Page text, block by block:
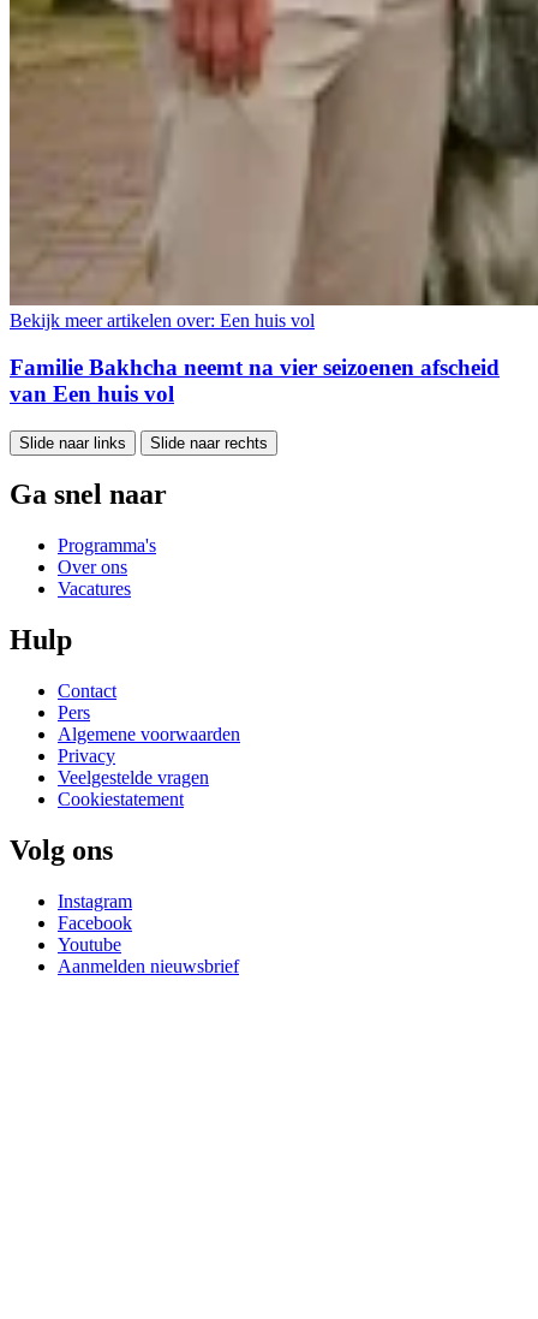
Bekijk meer artikelen over: Een huis vol
Familie Bakhcha neemt na vier seizoenen afscheid
van Een huis vol
Slide naar links Slide naar rechts
Ga snel naar
Programma's
Over ons
Vacatures
Hulp
Contact
Pers
Algemene voorwaarden
Privacy
Veelgestelde vragen
Cookiestatement
Volg ons
Instagram
Facebook
Youtube
Aanmelden nieuwsbrief